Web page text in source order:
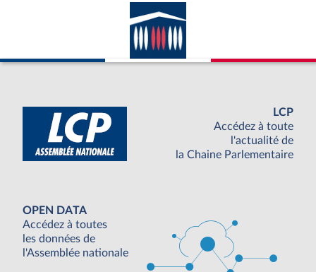
LCP
Accédez à toute
l'actualité de
la Chaine Parlementaire
OPEN DATA
Accédez à toutes
les données de
l'Assemblée nationale